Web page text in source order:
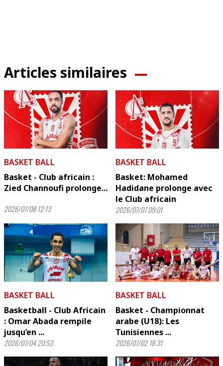
Articles similaires
BASKET BALL
Basket - Club africain :
Zied Channoufi prolonge...
2026/07/08 12:13
BASKET BALL
Basket: Mohamed
Hadidane prolonge avec
le Club africain
2026/07/07 09:01
BASKET BALL
Basketball - Club Africain
: Omar Abada rempile
jusqu’en ...
2026/07/04 20:53
BASKET BALL
Basket - Championnat
arabe (U18): Les
Tunisiennes ...
2026/07/02 18:31